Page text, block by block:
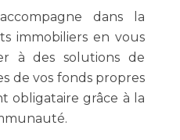
dans la
immobiliers en vous
à des solutions de
de vos fonds propres
obligataire grâce à la